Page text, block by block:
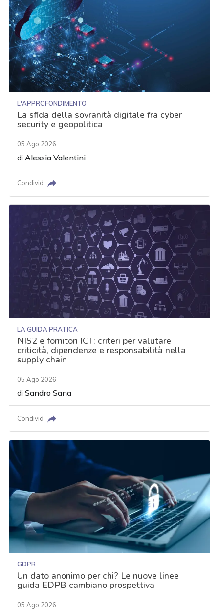
L'APPROFONDIMENTO
La sfida della sovranità digitale fra cyber
security e geopolitica
05 Ago 2026
diAlessia Valentini
Condividi
LA GUIDA PRATICA
NIS2 e fornitori ICT: criteri per valutare
criticità, dipendenze e responsabilità nella
supply chain
05 Ago 2026
diSandro Sana
Condividi
GDPR
Un dato anonimo per chi? Le nuove linee
guida EDPB cambiano prospettiva
05 Ago 2026